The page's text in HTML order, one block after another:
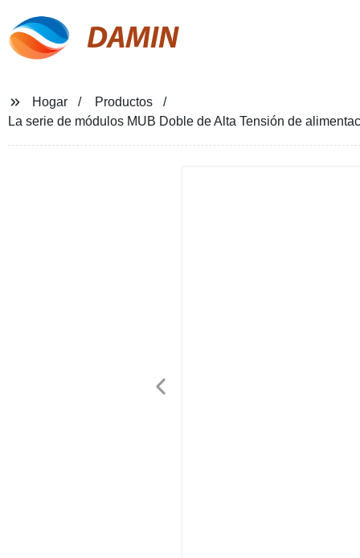
DAMIN
Hogar
Productos
La serie de módulos MUB Doble de Alta Tensión de